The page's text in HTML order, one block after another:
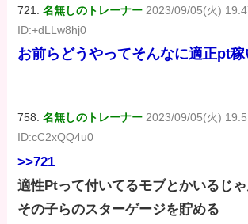
721:名無しのトレーナー 2023/09/05(火)
ID:+dLLw8hj0
お前らどうやってそんなに適正pt稼
758:名無しのトレーナー 2023/09/05(火)
ID:cC2xQQ4u0
>>721
適性Ptって付いてるモブとかいるじゃ
その子らのスターゲージを貯める